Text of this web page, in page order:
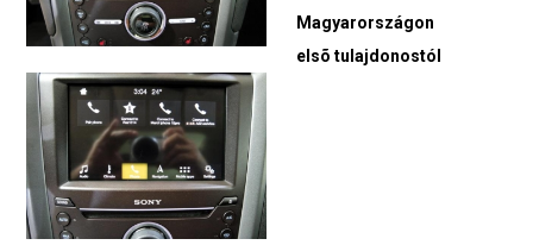
Magyarországon
elsõ tulajdonostól